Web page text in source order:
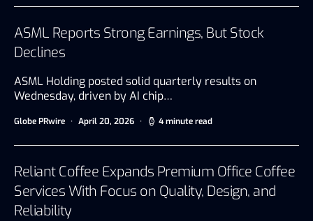
ASML Reports Strong Earnings, But Stock
Declines
ASML Holding posted solid quarterly results on
Wednesday, driven by AI chip…
Globe PRwire April 20, 2026 4 minute read
Reliant Coffee Expands Premium Office Coffee
Services With Focus on Quality, Design, and
Reliability